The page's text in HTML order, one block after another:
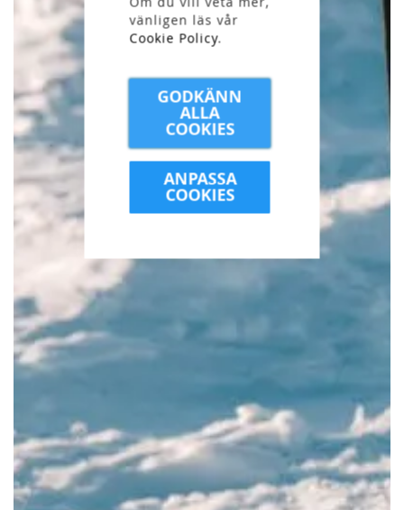
vänligen läs vår
Cookie Policy.
GODKÄNN
ALLA
COOKIES
ANPASSA
COOKIES